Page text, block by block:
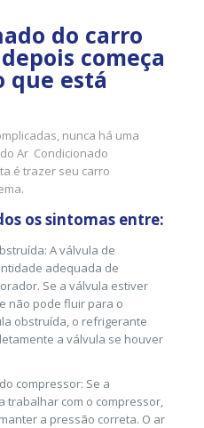
do carro
começa
que está
nunca há uma
Ar Condicionado
é trazer seu carro
os sintomas entre:
A válvula de
adequada de
Se a válvula estiver
não pode fluir para o
obstruída, o refrigerante
a válvula se houver
compressor: Se a
trabalhar com o compressor,
a pressão correta. O ar